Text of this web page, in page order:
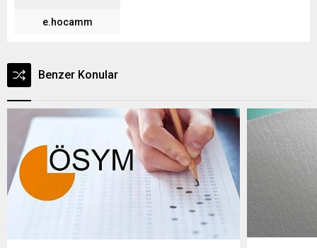
e.hocamm
Benzer Konular